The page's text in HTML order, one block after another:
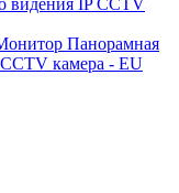
Панорамная
камера - EU